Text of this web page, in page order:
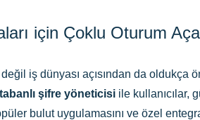
için Çoklu Oturum
iş dünyası açısından da oldukça
şifre yöneticisi ile kullanıcılar,
bulut uygulamasını ve özel